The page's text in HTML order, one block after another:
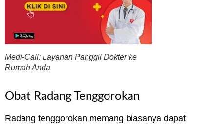
Medi-Call: Layanan Panggil Dokter ke
Rumah Anda
Obat Radang Tenggorokan
Radang tenggorokan memang biasanya dapat